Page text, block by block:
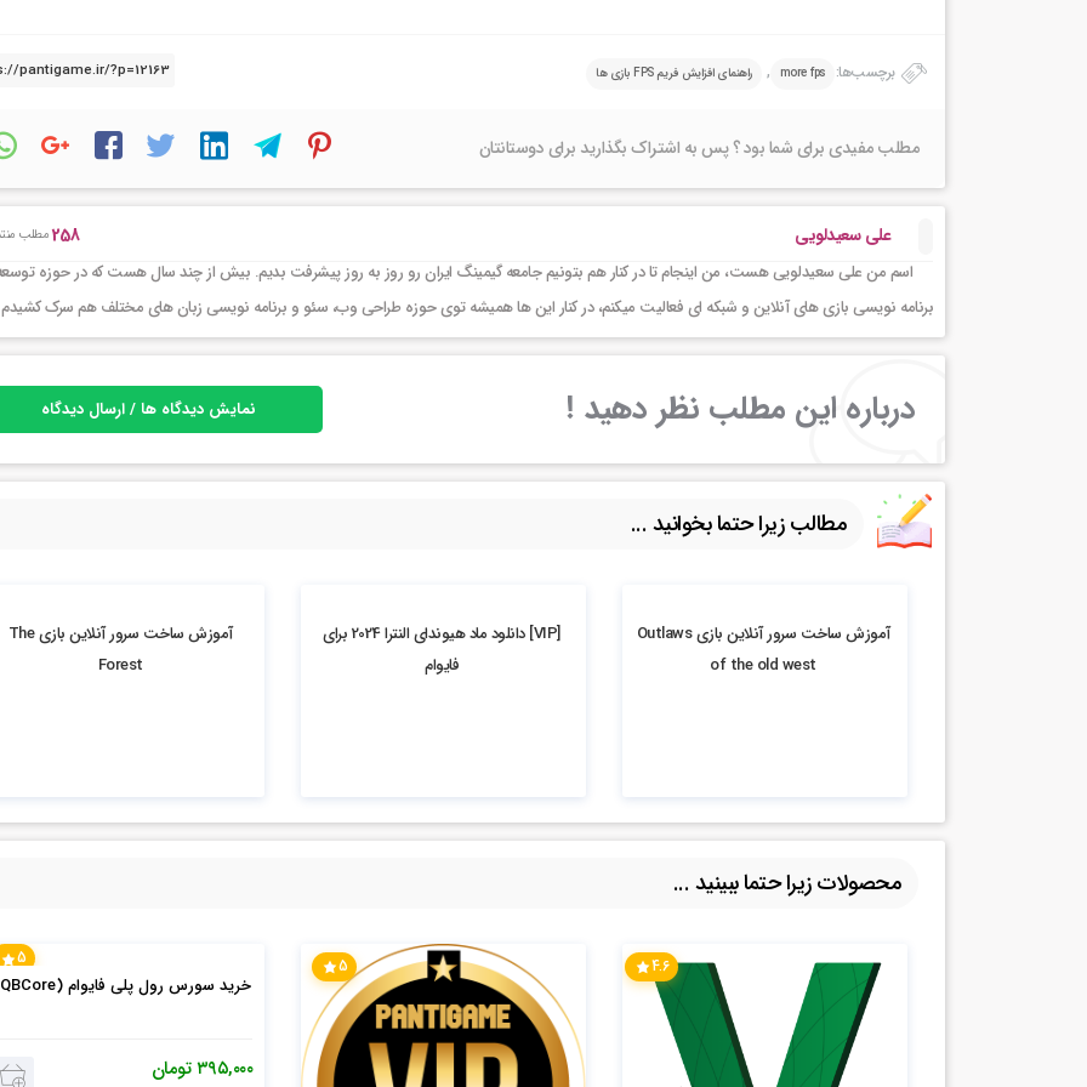
برچسب‌ها: more fps
, راهنمای افزایش فریم FPS بازی ها
مطلب مفیدی برای شما بود ؟ پس به اشتراک بگذارید برای دوستانتان
علی سعیدلویی 258مطلب
اسم من علی سعیدلویی هست، من اینجام تا در کنار هم بتونیم جامعه گیمینگ ایران رو روز به روز پیشرفت بدیم. بیش از چند سال هست که در حوزه
برنامه نویسی بازی های آنلاین و شبکه ای فعالیت میکنم، در کنار این ها همیشه توی حوزه طراحی وب، سئو و برنامه نویسی زبان های مختلف هم سرک کشیدم
درباره این مطلب نظر دهید ! نمایش دیدگاه ها / ارسال دیدگاه
مطالب زیرا حتما بخوانید ...
آموزش ساخت سرور آنلاین بازی Outlaws
of the old west
2k بازدید
[VIP] دانلود ماد هیوندای النترا 2024 برای
فایوام
20.02k بازدید
آموزش ساخت سرور آنلاین بازی The
Forest
محصولات زیرا حتما ببینید ...
4.6
5
5
خرید سورس رول پلی فایوام (QBCore)
۳۹۵,۰۰۰ تومان